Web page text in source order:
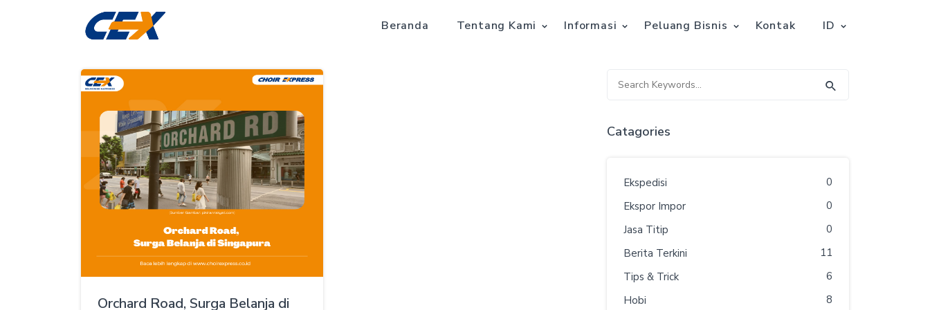
Beranda Tentang Kami Informasi Peluang Bisnis Kontak ID
Orchard Road, Surga Belanja di
Catagories
Ekspedisi
0
Ekspor Impor
0
Jasa Titip
0
Berita Terkini
11
Tips & Trick
6
Hobi
8